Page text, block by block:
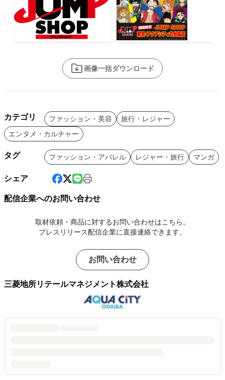
画像一括ダウンロード
カテゴリ ファッション・美容
旅行・レジャー
エンタメ・カルチャー
タグ ファッション・アパレル レジャー・旅行 マンガ
シェア
配信企業へのお問い合わせ
取材依頼・商品に対するお問い合わせはこちら。
プレスリリース配信企業に直接連絡できます。
お問い合わせ
三菱地所リテールマネジメント株式会社